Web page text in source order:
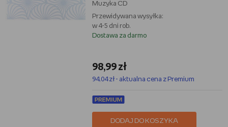
Muzyka CD
Przewidywana wysyłka:
w 4-5 dni rob.
Dostawa za darmo
98,99 zł
94,04 zł - aktualna cena z Premium
DODAJ DO KOSZYKA